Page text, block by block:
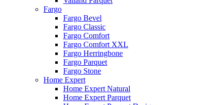
Fargo
Fargo Bevel
Fargo Classic
Fargo Comfort
Fargo Comfort XXL
Fargo Herringbone
Fargo Parquet
Fargo Stone
Home Expert
Home Expert Natural
Home Expert Parquet